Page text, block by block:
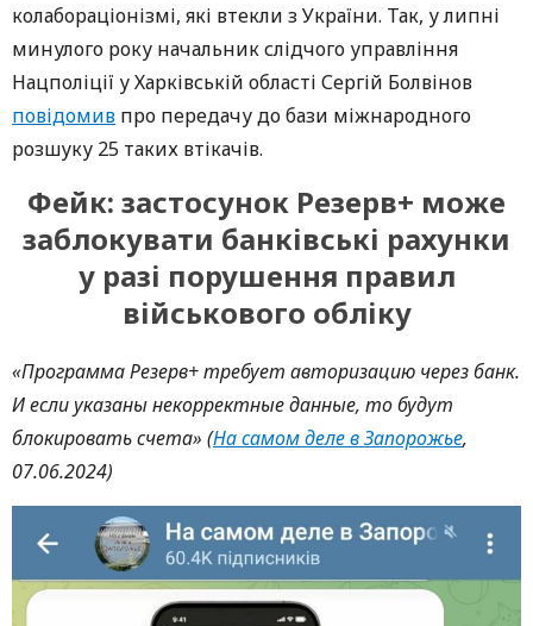
колабораціонізмі, які втекли з України. Так, у липні
минулого року начальник слідчого управління
Нацполіції у Харківській області Сергій Болвінов
повідомив про передачу до бази міжнародного
розшуку 25 таких втікачів.
Фейк: застосунок Резерв+ може
заблокувати банківські рахунки
у разі порушення правил
військового обліку
«Программа Резерв+ требует авторизацию через банк.
И если указаны некорректные данные, то будут
блокировать счета» (На самом деле в Запорожье,
07.06.2024)